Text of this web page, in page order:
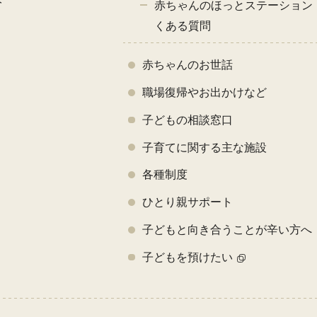
赤ちゃんのほっとステーション
くある質問
赤ちゃんのお世話
職場復帰やお出かけなど
子どもの相談窓口
子育てに関する主な施設
各種制度
ひとり親サポート
子どもと向き合うことが辛い方へ
子どもを預けたい